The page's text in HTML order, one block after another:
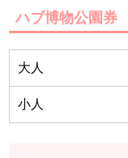
ハブ博物公園券
大人
小人